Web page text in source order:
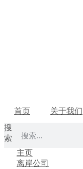
首页 关于我们
搜
索
主页
离岸公司